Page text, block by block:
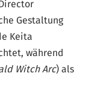
Gestaltung
Keita
während
Witch Arc) als